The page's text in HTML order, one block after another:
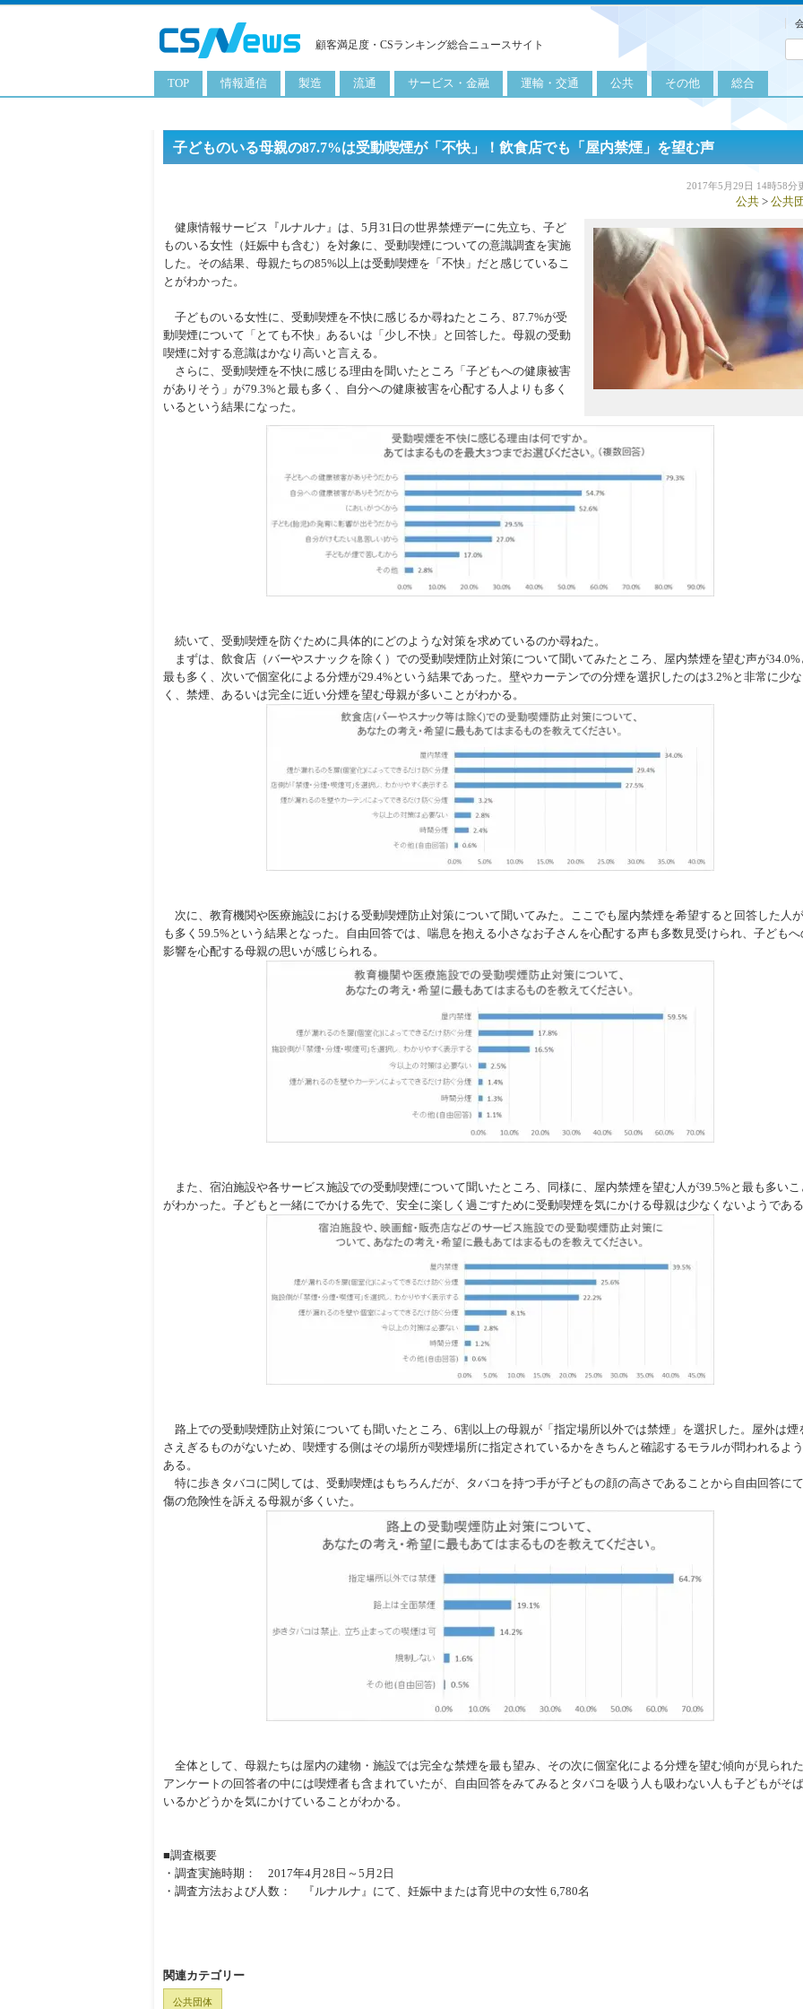
顧客満足度・CSランキング総合ニュースサイト
TOP 情報通信
タブレット
PC
ITソリューション
アプリ
ITサービス
電子書籍
製造
化粧品
流通
卸
量販店
通販
サービス・金融
保険
不動産
金融
運輸・交通
自動車
航空
船舶
公共
公益サービス
その他
漁業
総合
子どものいる母親の87.7%は受動喫煙が「不快」！飲食店でも「屋内禁煙」を望む声
2017年5月29日 14時58分
公共 > 公共
健康情報サービス『ルナルナ』は、5月31日の世界禁煙デーに先立ち、子ど
ものいる女性（妊娠中も含む）を対象に、受動喫煙についての意識調査を実施
した。その結果、母親たちの85%以上は受動喫煙を「不快」だと感じているこ
とがわかった。
子どものいる女性に、受動喫煙を不快に感じるか尋ねたところ、87.7%が受
動喫煙について「とても不快」あるいは「少し不快」と回答した。母親の受動
喫煙に対する意識はかなり高いと言える。
さらに、受動喫煙を不快に感じる理由を聞いたところ「子どもへの健康被害
がありそう」が79.3%と最も多く、自分への健康被害を心配する人よりも多く
いるという結果になった。
続いて、受動喫煙を防ぐために具体的にどのような対策を求めているのか尋ねた。
まずは、飲食店（バーやスナックを除く）での受動喫煙防止対策について聞いてみたところ、屋内禁煙を望む声が34.0%
最も多く、次いで個室化による分煙が29.4%という結果であった。壁やカーテンでの分煙を選択したのは3.2%と非常に少な
く、禁煙、あるいは完全に近い分煙を望む母親が多いことがわかる。
次に、教育機関や医療施設における受動喫煙防止対策について聞いてみた。ここでも屋内禁煙を希望すると回答した人
も多く59.5%という結果となった。自由回答では、喘息を抱える小さなお子さんを心配する声も多数見受けられ、子どもへ
影響を心配する母親の思いが感じられる。
また、宿泊施設や各サービス施設での受動喫煙について聞いたところ、同様に、屋内禁煙を望む人が39.5%と最も多いこ
がわかった。子どもと一緒にでかける先で、安全に楽しく過ごすために受動喫煙を気にかける母親は少なくないようである
路上での受動喫煙防止対策についても聞いたところ、6割以上の母親が「指定場所以外では禁煙」を選択した。屋外は煙
さえぎるものがないため、喫煙する側はその場所が喫煙場所に指定されているかをきちんと確認するモラルが問われるよ
ある。
特に歩きタバコに関しては、受動喫煙はもちろんだが、タバコを持つ手が子どもの顔の高さであることから自由回答に
傷の危険性を訴える母親が多くいた。
全体として、母親たちは屋内の建物・施設では完全な禁煙を最も望み、その次に個室化による分煙を望む傾向が見られた
アンケートの回答者の中には喫煙者も含まれていたが、自由回答をみてみるとタバコを吸う人も吸わない人も子どもがそ
いるかどうかを気にかけていることがわかる。
■調査概要
・調査実施時期： 2017年4月28日～5月2日
・調査方法および人数： 『ルナルナ』にて、妊娠中または育児中の女性 6,780名
関連カテゴリー
公共団体